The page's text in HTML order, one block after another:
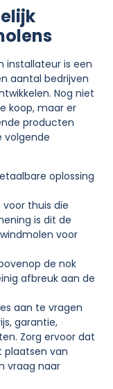
installateur is een
aantal bedrijven
Nog niet
koop, maar er
producten
volgende
oplossing
thuis die
is dit de
voor
de nok
afbreuk aan de
aan te vragen
garantie,
Zorg ervoor dat
van
vraag naar